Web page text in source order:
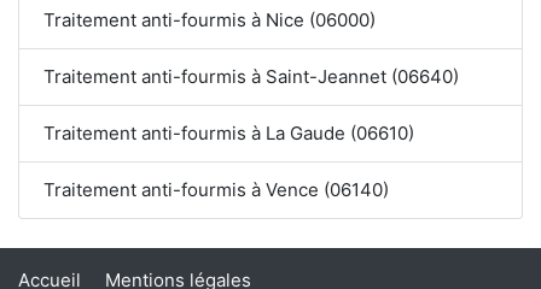
Traitement anti-fourmis à Nice (06000)
Traitement anti-fourmis à Saint-Jeannet (06640)
Traitement anti-fourmis à La Gaude (06610)
Traitement anti-fourmis à Vence (06140)
Accueil Mentions légales